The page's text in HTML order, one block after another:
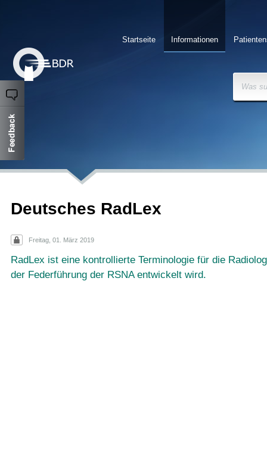
Informationen
Startseite
Was
Deutsches RadLex
Freitag, 01. März 2019
RadLex ist eine kontrollierte Terminologie für die
der Federführung der RSNA entwickelt wird.